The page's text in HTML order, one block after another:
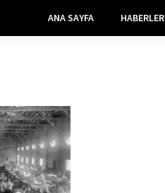
ANA SAYFA HABERLER